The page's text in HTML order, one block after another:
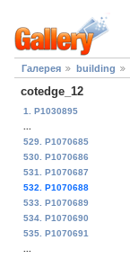
Галерея building
cotedge_12
1. P1030895
...
529. P1070685
530. P1070686
531. P1070687
532. P1070688
533. P1070689
534. P1070690
535. P1070691
...